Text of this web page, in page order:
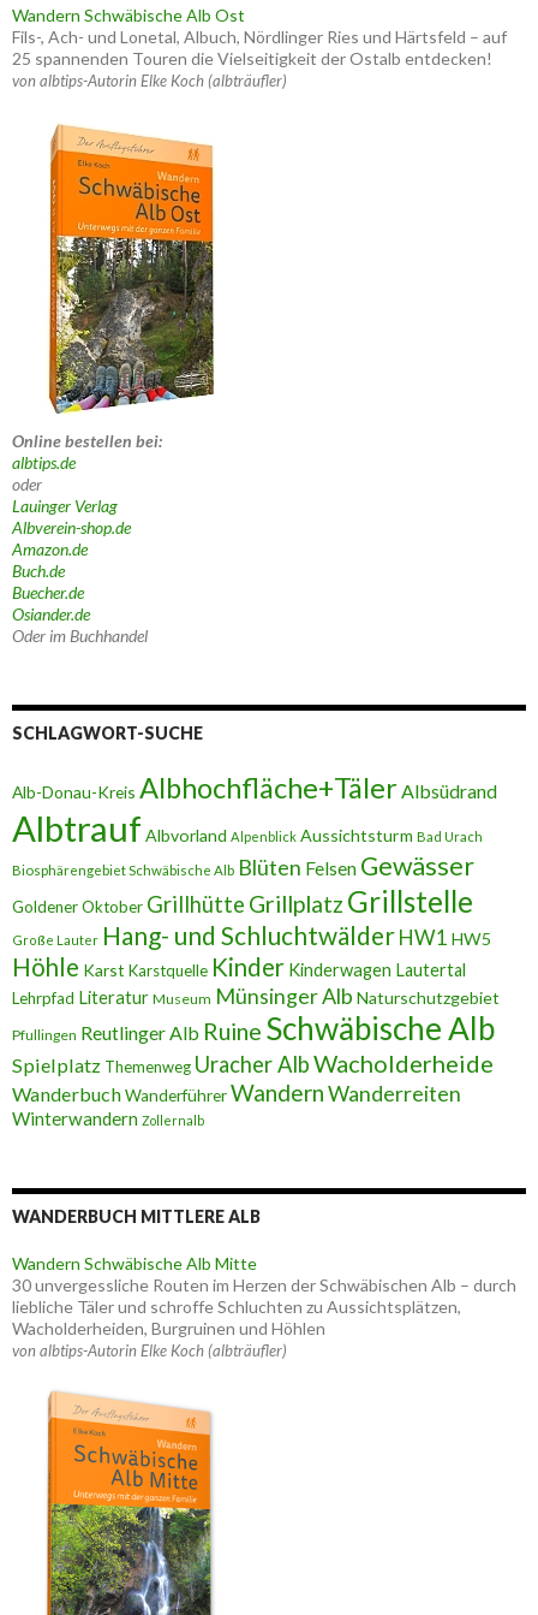
Wandern Schwäbische Alb Ost
Fils-, Ach- und Lonetal, Albuch, Nördlinger Ries und Härtsfeld – auf
25 spannenden Touren die Vielseitigkeit der Ostalb entdecken!
von albtips-Autorin Elke Koch (albträufler)
Online bestellen bei:
albtips.de
oder
Lauinger Verlag
Albverein-shop.de
Amazon.de
Buch.de
Buecher.de
Osiander.de
Oder im Buchhandel
SCHLAGWORT-SUCHE
Alb-Donau-Kreis Albhochfläche+TälerAlbsüdrand
Albtrauf Albvorland Alpenblick Aussichtsturm Bad Urach
Biosphärengebiet Schwäbische Alb Blüten Felsen Gewässer
Goldener Oktober Grillhütte Grillplatz Grillstelle
Große Lauter Hang- und SchluchtwälderHW1 HW5
Höhle Karst Karstquelle Kinder Kinderwagen Lautertal
Lehrpfad Literatur Museum Münsinger Alb Naturschutzgebiet
Pfullingen Reutlinger Alb Ruine Schwäbische Alb
Spielplatz Themenweg Uracher AlbWacholderheide
WanderbuchWanderführerWandernWanderreiten
Winterwandern Zollernalb
WANDERBUCH MITTLERE ALB
Wandern Schwäbische Alb Mitte
30 unvergessliche Routen im Herzen der Schwäbischen Alb – durch
liebliche Täler und schroffe Schluchten zu Aussichtsplätzen,
Wacholderheiden, Burgruinen und Höhlen
von albtips-Autorin Elke Koch (albträufler)